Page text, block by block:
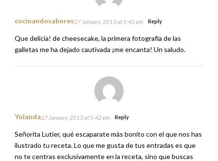
cocinandosabores27 January, 2013 at 5:42 pm Reply
Que delicia! de cheesecake, la primera fotografía de las
galletas me ha dejado cautivada ¡me encanta! Un saludo.
Yolanda27 January, 2013 at 5:42 pm Reply
Señorita Lutier, qué escaparate más bonito con el que nos has
ilustrado tu receta. Lo que me gusta de tus entradas es que
no te centras exclusivamente en la receta, sino que buscas